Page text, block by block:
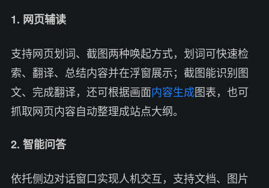
1. 网页辅读
支持网页划词、截图两种唤起方式，划词可快速检
索、翻译、总结内容并在浮窗展示；截图能识别图
文、完成翻译，还可根据画面内容生成图表，也可
抓取网页内容自动整理成站点大纲。
2. 智能问答
依托侧边对话窗口实现人机交互，支持文档、图片